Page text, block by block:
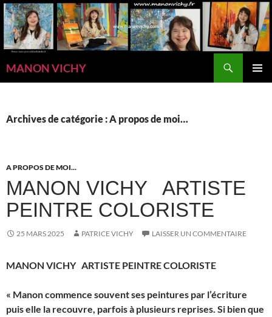
Aller
au
contenu
MANON VICHY
Archives de catégorie : A propos de moi…
A PROPOS DE MOI...
MANON VICHY ARTISTE
PEINTRE COLORISTE
25 MARS 2025 PATRICE VICHY LAISSER UN COMMENTAIRE
MANON VICHY ARTISTE PEINTRE COLORISTE
« Manon commence souvent ses peintures par l’écriture
puis elle la recouvre, parfois à plusieurs reprises. Si bien que